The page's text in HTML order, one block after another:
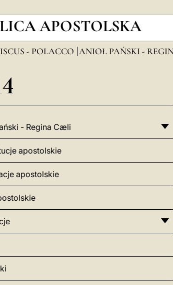
APOSTOLSKA
- POLACCO ANIOŁ PAŃSKI -
- Regina Cæli
apostolskie
apostolskie